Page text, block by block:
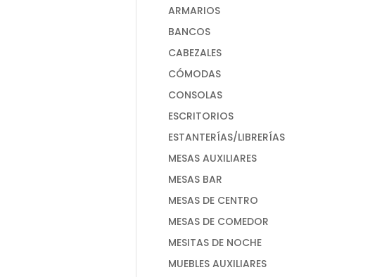
ARMARIOS
BANCOS
CABEZALES
CÓMODAS
CONSOLAS
ESCRITORIOS
ESTANTERÍAS/LIBRERÍAS
MESAS AUXILIARES
MESAS BAR
MESAS DE CENTRO
MESAS DE COMEDOR
MESITAS DE NOCHE
MUEBLES AUXILIARES